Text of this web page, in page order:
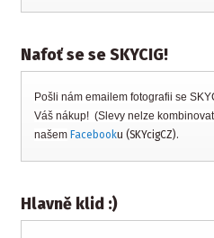
Nafoť se se SKYCIG!
Pošli nám emailem fotografii se
Váš nákup! (Slevy nelze
našem Facebooku (SKYcigCZ).
Hlavně klid :)